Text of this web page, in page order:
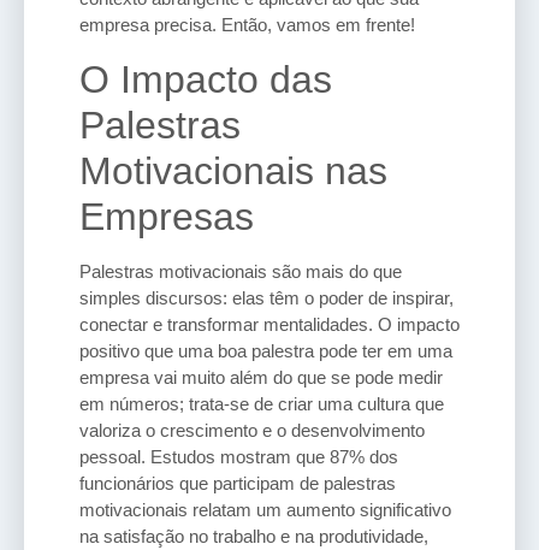
empresa precisa. Então, vamos em frente!
O Impacto das
Palestras
Motivacionais nas
Empresas
Palestras motivacionais são mais do que
simples discursos: elas têm o poder de inspirar,
conectar e transformar mentalidades. O impacto
positivo que uma boa palestra pode ter em uma
empresa vai muito além do que se pode medir
em números; trata-se de criar uma cultura que
valoriza o crescimento e o desenvolvimento
pessoal. Estudos mostram que 87% dos
funcionários que participam de palestras
motivacionais relatam um aumento significativo
na satisfação no trabalho e na produtividade,